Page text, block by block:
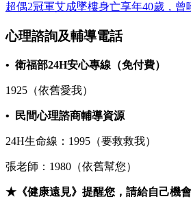
超偶2冠軍艾成墜樓身亡享年40歲，曾
心理諮詢及輔導電話
• 衛福部24H安心專線（免付費）
1925（依舊愛我）
• 民間心理諮商輔導資源
24H生命線：1995（要救救我）
張老師：1980（依舊幫您）
★ 《健康遠見》提醒您， 請給自己機會